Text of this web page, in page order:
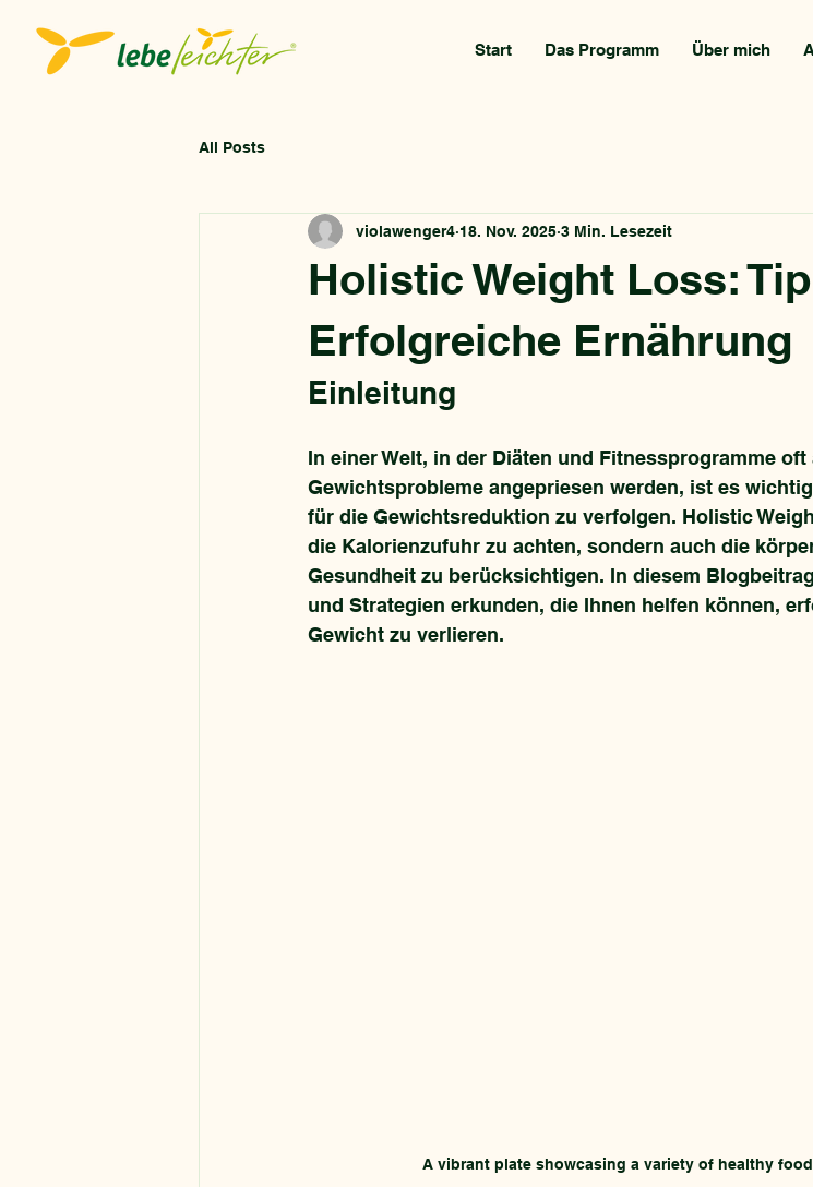
Start Das Programm Über mich
All Posts
Holistic Weight Loss:
Erfolgreiche Ernährung
violawenger4 18. Nov. 2025 3 Min. Lesezeit
Einleitung
In einer Welt, in der Diäten und Fitnessprogramme
Gewichtsprobleme angepriesen werden, ist es
für die Gewichtsreduktion zu verfolgen. Holistic
die Kalorienzufuhr zu achten, sondern auch die
Gesundheit zu berücksichtigen. In diesem
und Strategien erkunden, die Ihnen helfen können,
Gewicht zu verlieren.
A vibrant plate showcasing a variety of healthy